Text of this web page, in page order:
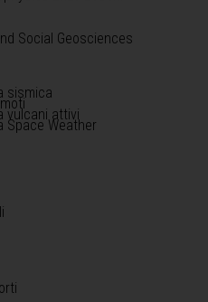
Social Geosciences
sismica
vulcani attivi
Space Weather